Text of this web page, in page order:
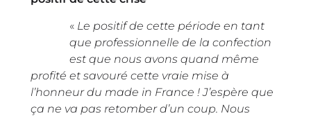
« Le positif de cette période en tant
que professionnelle de la confection
est que nous avons quand même
profité et savouré cette vraie mise à
l’honneur du made in France ! J’espère que
ça ne va pas retomber d’un coup. Nous